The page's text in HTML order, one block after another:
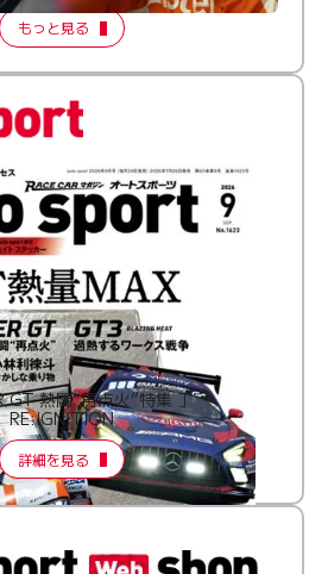
もっと見る
GT 熱闘“再点火”特集 ］
RE:IGNITION
詳細を見る